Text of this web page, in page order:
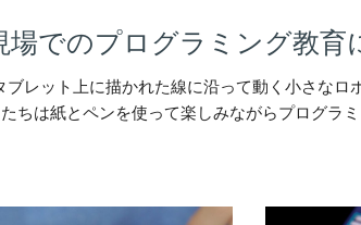
場でのプログラミング教育
レット上に描かれた線に沿って動く小さな
ちは紙とペンを使って楽しみながらプログラ